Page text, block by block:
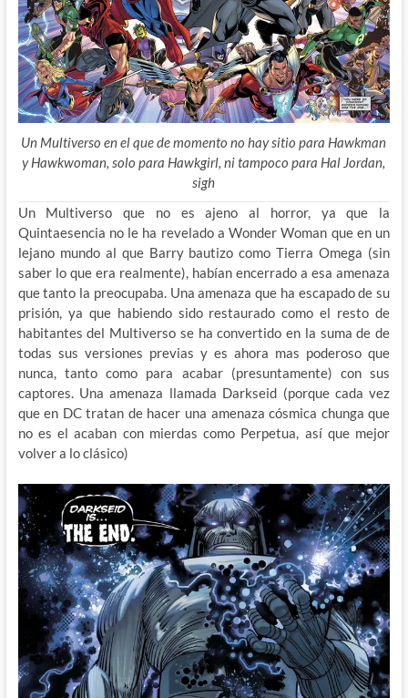
Un Multiverso en el que de momento no hay sitio para Hawkman
y Hawkwoman, solo para Hawkgirl, ni tampoco para Hal Jordan,
sigh
Un Multiverso que no es ajeno al horror, ya que la
Quintaesencia no le ha revelado a Wonder Woman que en un
lejano mundo al que Barry bautizo como Tierra Omega (sin
saber lo que era realmente), habían encerrado a esa amenaza
que tanto la preocupaba. Una amenaza que ha escapado de su
prisión, ya que habiendo sido restaurado como el resto de
habitantes del Multiverso se ha convertido en la suma de de
todas sus versiones previas y es ahora mas poderoso que
nunca, tanto como para acabar (presuntamente) con sus
captores. Una amenaza llamada Darkseid (porque cada vez
que en DC tratan de hacer una amenaza cósmica chunga que
no es el acaban con mierdas como Perpetua, así que mejor
volver a lo clásico)